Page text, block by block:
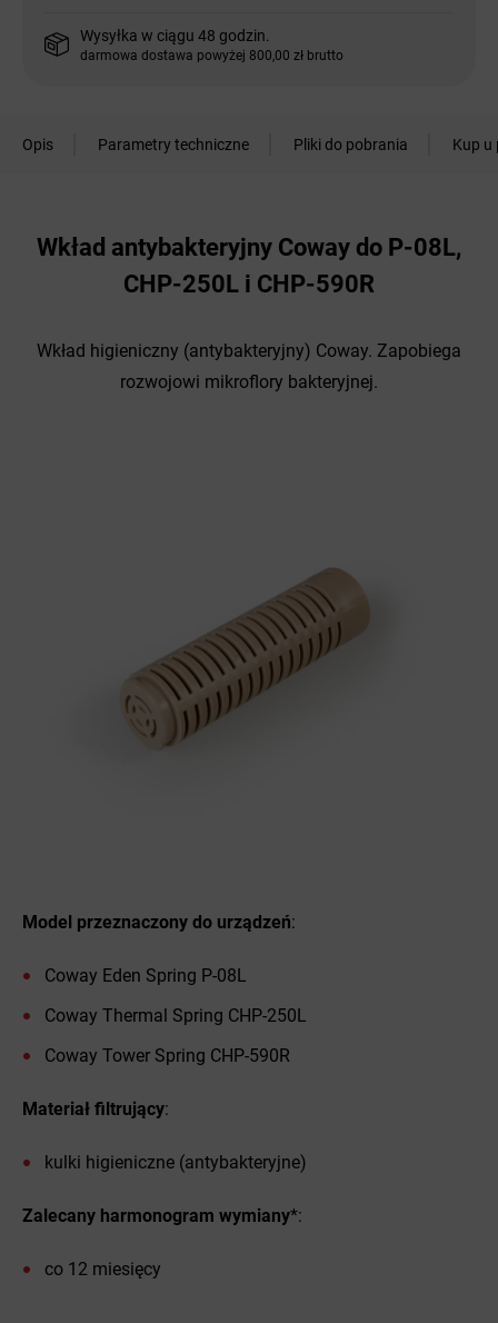
Wysyłka w ciągu 48 godzin.
darmowa dostawa powyżej 800,00 zł brutto
Opis Parametry techniczne Pliki do pobrania Kup u
Wkład antybakteryjny Coway do P-08L,
CHP-250L i CHP-590R
Wkład higieniczny (antybakteryjny) Coway. Zapobiega
rozwojowi mikroflory bakteryjnej.
Model przeznaczony do urządzeń:
Coway Eden Spring P-08L
Coway Thermal Spring CHP-250L
Coway Tower Spring CHP-590R
Materiał filtrujący:
kulki higieniczne (antybakteryjne)
Zalecany harmonogram wymiany*:
co 12 miesięcy